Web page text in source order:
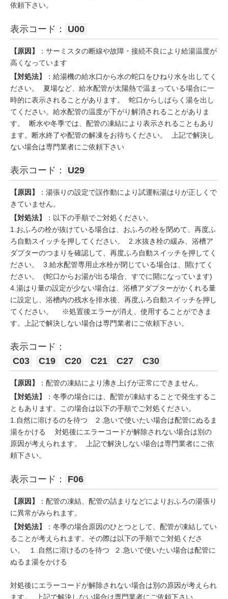
依頼下さい。
表示コード： U00
【原因】
：サーミスタの断線や故障・接続不良により給湯温度が
高くなっています
【対処法】
：給湯機の給水口から水の蛇口をひねり水を出してく
ださい。 夏場など、給水配管が太陽熱で温まっている場合に一
時的に表示されることがあります。 蛇口からしばらく湯を出し
てください。給水配管の温度が下がり解消されることがありま
す。 断水や冬季では、配管の凍結により表示されることもあり
ます。断水終了や配管の解凍をお待ちください。 上記で解決し
ない場合は専門業者にご依頼下さい
表示コード： U29
【原因】
：湯張りの設定で誤作動により試運転湯はりが正しくで
きていません。
【対処法】
：以下の手順でご対処ください。
1.おふろの栓が抜けている場合は、おふろの栓を閉めて、再度ふ
ろ自動スイッチを押してください。 2.水抜き栓の緩み、浴槽ア
ダプターのつまりを確認して、再度ふろ自動スイッチを押してく
ださい。 3.給水配管専用止水栓が閉じている場合は、開けてく
ださい。 (蛇口からお湯が出る場合、すでに開になっています)
4.湯はり量の設定が少ない場合は、浴槽アダプターがかくれる量
に設定し、浴槽内の残水を排水後、再度ふろ自動スイッチを押し
てください。 ※処置後エラーが消え、使用することができま
す。上記で解決しない場合は専門業者にご依頼下さい。
表示コード：
C03
C19 C20 C21 C27 C30
【原因】
：配管の凍結により沸き上げが正常にできません。
【対処法】
：冬季の場合には、配管が凍結することで発生するこ
ともあります。この場合は以下の手順でご対処ください。
1.自然に溶けるのを待つ ２.急いで使いたい場合は配管にぬるま
湯をかける 対処後にエラーコードが解除されない場合は別の
原因が考えられます。 上記で解決しない場合は専門業者にご依
頼下さい。
表示コード： F06
【原因】
：配管の凍結、配管の詰まりなどによりおふろの湯張り
に異常がみられます。
【対処法】
：冬季の場合原因のひとつとして、配管が凍結してい
ることが考えられます。その際は以下の手順でご対処くださ
い。 １.自然に溶けるのを待つ ２.急いで使いたい場合は配管に
ぬるま湯をかける
対処後にエラーコードが解除されない場合は別の原因が考えられ
ます。 上記で解決しない場合は専門業者にご依頼下さい